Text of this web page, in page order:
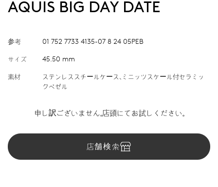
AQUIS BIG DAY DATE
参考 01 752 7733 4135-07 8 24 05PEB
サイズ 45.50 mm
素材
ステンレススチールケース、ミニッツスケール付セラミッ
クベゼル
申し訳ございません。店頭にてお試しください。
店舗検索